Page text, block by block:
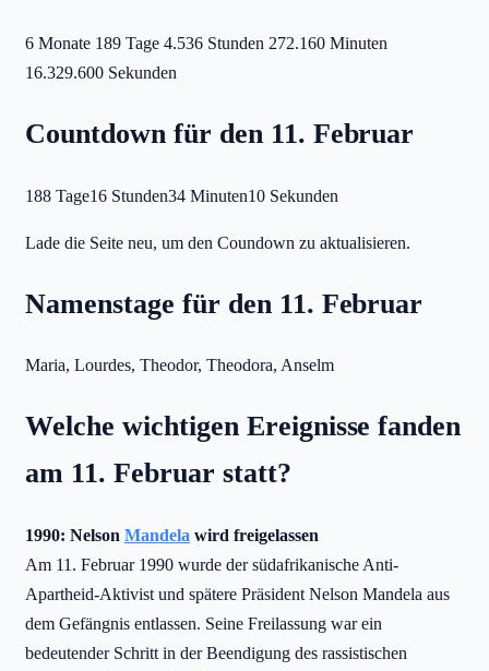
6 Monate 189 Tage 4.536 Stunden 272.160 Minuten
16.329.600 Sekunden
Countdown für den 11. Februar
188 Tage16 Stunden34 Minuten10 Sekunden
Lade die Seite neu, um den Coundown zu aktualisieren.
Namenstage für den 11. Februar
Maria, Lourdes, Theodor, Theodora, Anselm
Welche wichtigen Ereignisse fanden
am 11. Februar statt?
1990: Nelson Mandela wird freigelassen
Am 11. Februar 1990 wurde der südafrikanische Anti-
Apartheid-Aktivist und spätere Präsident Nelson Mandela aus
dem Gefängnis entlassen. Seine Freilassung war ein
bedeutender Schritt in der Beendigung des rassistischen